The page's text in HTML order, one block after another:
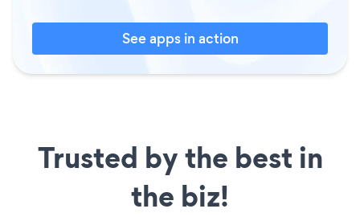
See apps in action
Trusted by the best in
the biz!